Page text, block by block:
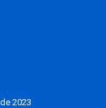
2023